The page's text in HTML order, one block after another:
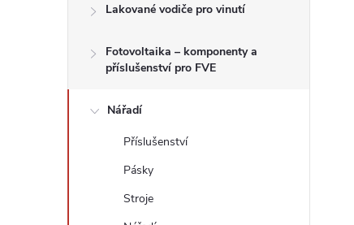
l
Lakované vodiče pro vinutí
Fotovoltaika – komponenty a
příslušenství pro FVE
Nářadí
Příslušenství
Pásky
Stroje